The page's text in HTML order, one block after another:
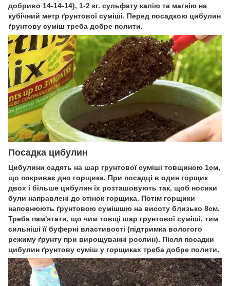
добриво 14-14-14), 1-2 кг. сульфату калію та магнію на
кубічний метр ґрунтової суміші. Перед посадкою цибулин
ґрунтову суміш треба добре полити.
Посадка цибулин
Цибулини садять на шар грунтової суміші товщиною 1см,
що покриває дно горщика. При посадці в один горщик
двох і більше цибулин їх розташовують так, щоб носики
були направлені до стінок горщика. Потім горщики
наповнюють ґрунтовою сумішшю на висоту близько 8см.
Треба пам'ятати, що чим товщі шар грунтової суміші, тим
сильніші її буферні властивості (підтримка вологого
режиму ґрунту при вирощуванні рослин). Після посадки
цибулин ґрунтову суміш у горщиках треба добре полити.